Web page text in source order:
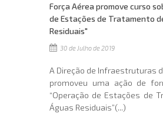
Força Aérea promove curso
de Estações de Tratamento
Residuais"
30 de Julho de 2019
A Direção de Infraestruturas
promoveu uma ação de
“Operação de Estações de
Águas Residuais”(...)